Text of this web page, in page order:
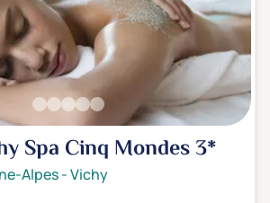
Spa Cinq Mondes3*
Alpes-Vichy